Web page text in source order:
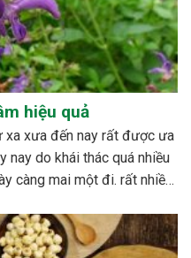
hiệu quả
xưa đến nay rất được ưa
nay do khái thác quá nhiều
càng mai một đi. rất nhiều